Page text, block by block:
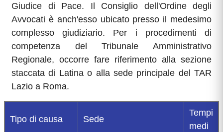
Giudice di Pace. Il Consiglio dell'Ordine degli
Avvocati è anch'esso ubicato presso il medesimo
complesso giudiziario. Per i procedimenti di
competenza del Tribunale Amministrativo
Regionale, occorre fare riferimento alla sezione
staccata di Latina o alla sede principale del TAR
Lazio a Roma.
Tipo di causa Sede
Tempi
medi